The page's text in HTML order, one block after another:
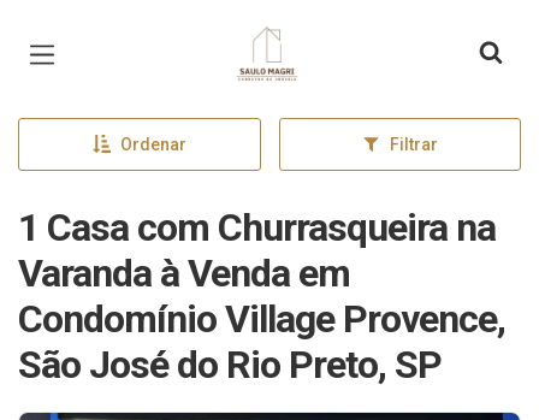
Página inicial
Ordenar Filtrar
1 Casa com Churrasqueira na
Varanda à Venda em
Condomínio Village Provence,
São José do Rio Preto, SP